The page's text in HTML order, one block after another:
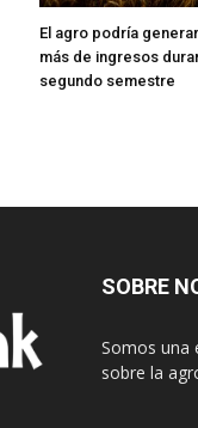
El agro podría
más de ingresos
segundo semestre
SOBRE
Somos una
sobre la